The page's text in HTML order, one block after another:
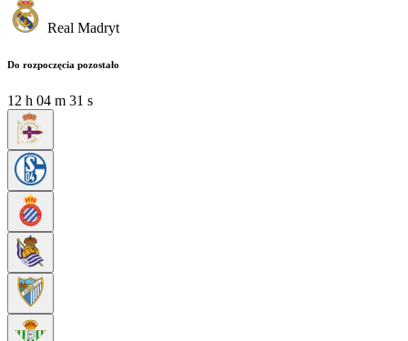
Real Madryt
Do rozpoczęcia pozostało
12 h 04 m 30 s